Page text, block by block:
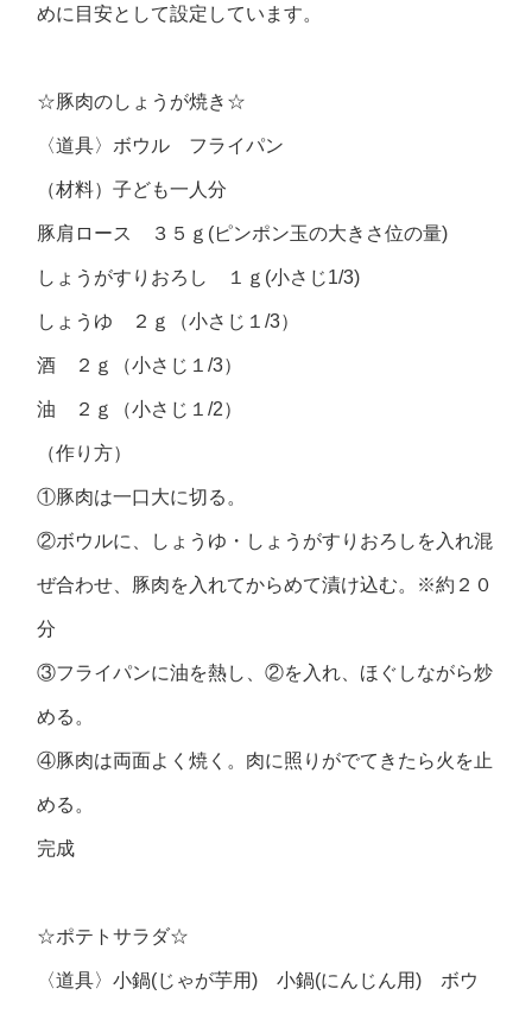
めに目安として設定しています。
☆豚肉のしょうが焼き☆
〈道具〉ボウル フライパン
（材料）子ども一人分
豚肩ロース ３５ｇ(ピンポン玉の大きさ位の量)
しょうがすりおろし １ｇ(小さじ1/3)
しょうゆ ２ｇ（小さじ１/3）
酒 ２ｇ（小さじ１/3）
油 ２ｇ（小さじ１/2）
（作り方）
①豚肉は一口大に切る。
②ボウルに、しょうゆ・しょうがすりおろしを入れ混
ぜ合わせ、豚肉を入れてからめて漬け込む。※約２０
分
③フライパンに油を熱し、②を入れ、ほぐしながら炒
める。
④豚肉は両面よく焼く。肉に照りがでてきたら火を止
める。
完成
☆ポテトサラダ☆
〈道具〉小鍋(じゃが芋用) 小鍋(にんじん用) ボウ